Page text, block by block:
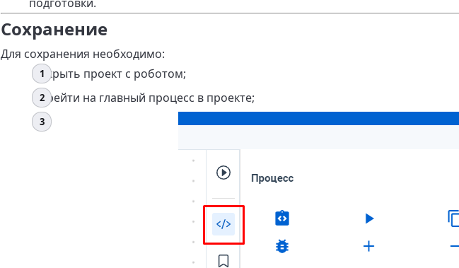
Сохранение
Для сохранения необходимо:
Открыть проект с роботом;
Перейти на главный процесс в проекте;